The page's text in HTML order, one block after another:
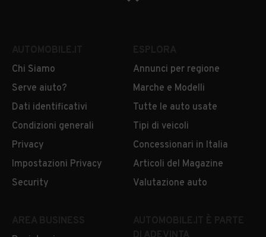
Chi Siamo
Serve aiuto?
Dati identificativi
Condizioni generali
Privacy
Impostazioni Privacy
Security
Annunci per regione
Marche e Modelli
Tutte le auto usate
Tipi di veicoli
Concessionari in Italia
Articoli del Magazine
Valutazione auto